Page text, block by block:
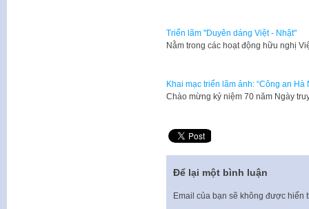
Triển lãm "Duyên dáng Việt - Nhật"
Nằm trong các hoạt động hữu nghị
Khai mạc triển lãm ảnh: “Công an
​Chào mừng kỷ niệm 70 năm Ngày
Để lại một bình luận
Email của bạn sẽ không được hiển